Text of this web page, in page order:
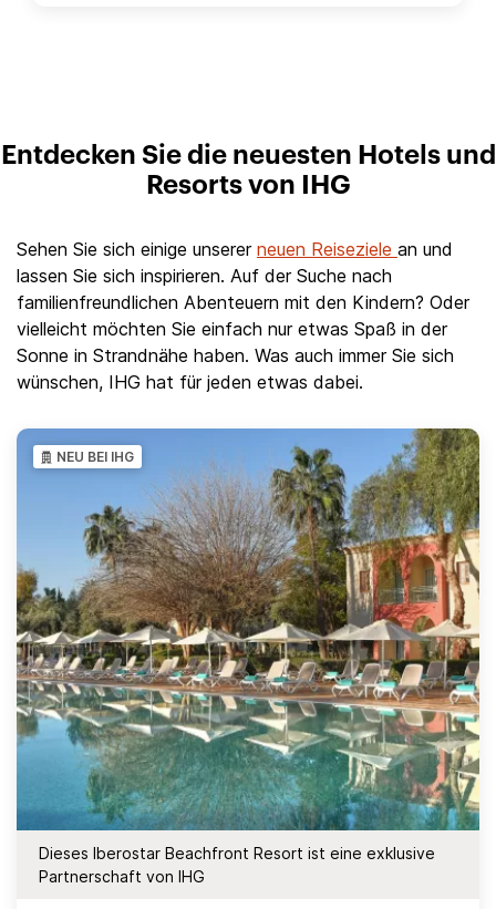
Entdecken Sie die neuesten Hotels und
Resorts von IHG
Sehen Sie sich einige unserer neuen Reiseziele an und
lassen Sie sich inspirieren. Auf der Suche nach
familienfreundlichen Abenteuern mit den Kindern? Oder
vielleicht möchten Sie einfach nur etwas Spaß in der
Sonne in Strandnähe haben. Was auch immer Sie sich
wünschen, IHG hat für jeden etwas dabei.
NEU BEI IHG
Dieses Iberostar Beachfront Resort ist eine exklusive
Partnerschaft von IHG